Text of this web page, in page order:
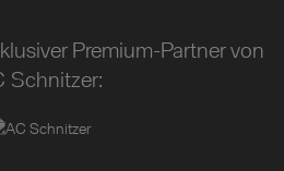
Premium-Partner von
Schnitzer: